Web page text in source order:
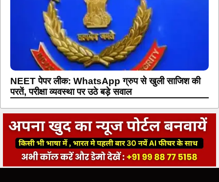
NEET पेपर लीक: WhatsApp ग्रुप से खुली साजिश की
परतें, परीक्षा व्यवस्था पर उठे बड़े सवाल